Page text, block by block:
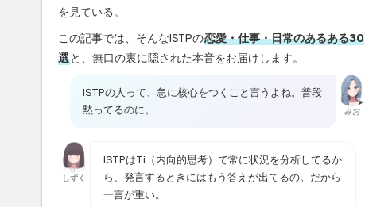
を見ている。
この記事では、そんなISTPの恋愛・仕事・日常のあるある30
選と、無口の裏に隠された本音をお届けします。
みお
ISTPの人って、急に核心をつくこと言うよね。普段
黙ってるのに。
しずく
ISTPはTi（内向的思考）で常に状況を分析してるか
ら、発言するときにはもう答えが出てるの。だから
一言が重い。